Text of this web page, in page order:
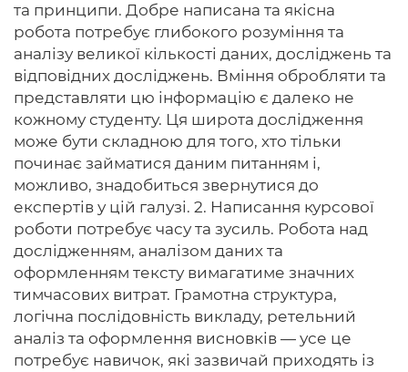
та принципи. Добре написана та якісна
робота потребує глибокого розуміння та
аналізу великої кількості даних, досліджень та
відповідних досліджень. Вміння обробляти та
представляти цю інформацію є далеко не
кожному студенту. Ця широта дослідження
може бути складною для того, хто тільки
починає займатися даним питанням і,
можливо, знадобиться звернутися до
експертів у цій галузі. 2. Написання курсової
роботи потребує часу та зусиль. Робота над
дослідженням, аналізом даних та
оформленням тексту вимагатиме значних
тимчасових витрат. Грамотна структура,
логічна послідовність викладу, ретельний
аналіз та оформлення висновків — усе це
потребує навичок, які зазвичай приходять із